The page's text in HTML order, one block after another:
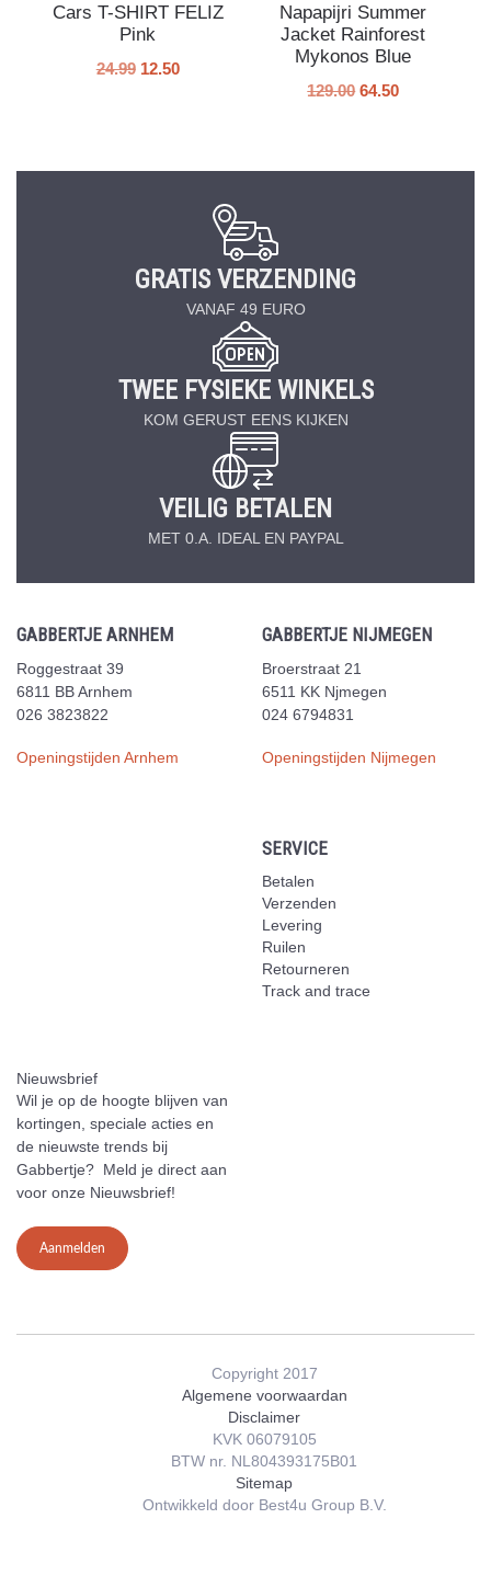
Cars T-SHIRT FELIZ
Pink
24.99 12.50
Napapijri Summer
Jacket Rainforest
Mykonos Blue
129.00 64.50
GRATIS VERZENDING
VANAF 49 EURO
TWEE FYSIEKE WINKELS
KOM GERUST EENS KIJKEN
VEILIG BETALEN
MET 0.A. IDEAL EN PAYPAL
GABBERTJE ARNHEM
Roggestraat 39
6811 BB Arnhem
026 3823822
Openingstijden Arnhem
GABBERTJE NIJMEGEN
Broerstraat 21
6511 KK Njmegen
024 6794831
Openingstijden Nijmegen
SERVICE
Betalen
Verzenden
Levering
Ruilen
Retourneren
Track and trace
Nieuwsbrief
Wil je op de hoogte blijven van
kortingen, speciale acties en
de nieuwste trends bij
Gabbertje? Meld je direct aan
voor onze Nieuwsbrief!
Aanmelden
Copyright 2017
Algemene voorwaardan
Disclaimer
KVK 06079105
BTW nr. NL804393175B01
Sitemap
Ontwikkeld door Best4u Group B.V.